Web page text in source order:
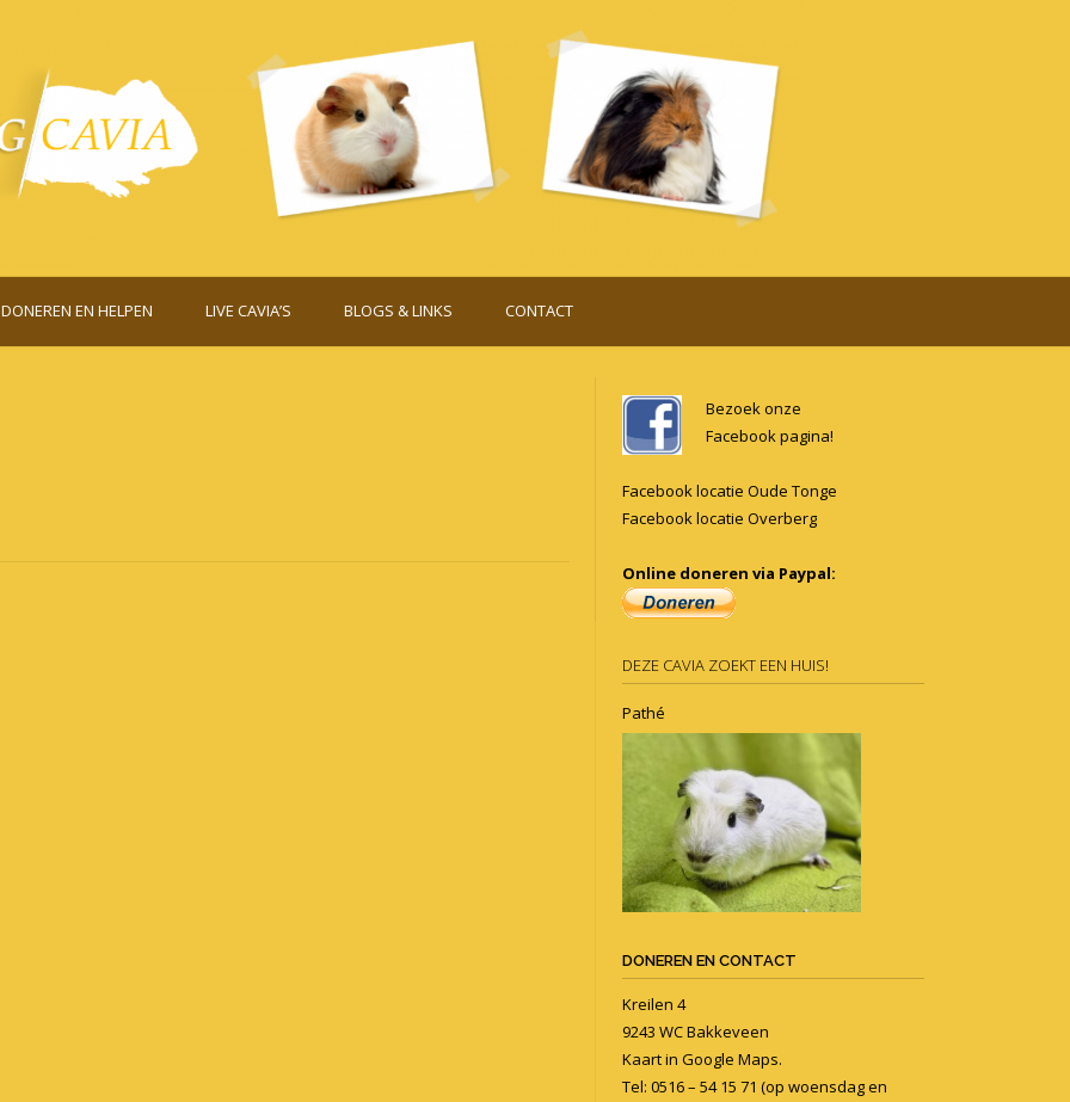
DONEREN EN HELPEN LIVE CAVIA’S BLOGS & LINKS CONTACT
Bezoek onze
Facebook pagina!
Facebook locatie Oude Tonge
Facebook locatie Overberg
Online doneren via Paypal:
DEZE CAVIA ZOEKT EEN HUIS!
Pathé
DONEREN EN CONTACT
Kreilen 4
9243 WC Bakkeveen
Kaart in Google Maps.
Tel: 0516 – 54 15 71 (op woensdag en